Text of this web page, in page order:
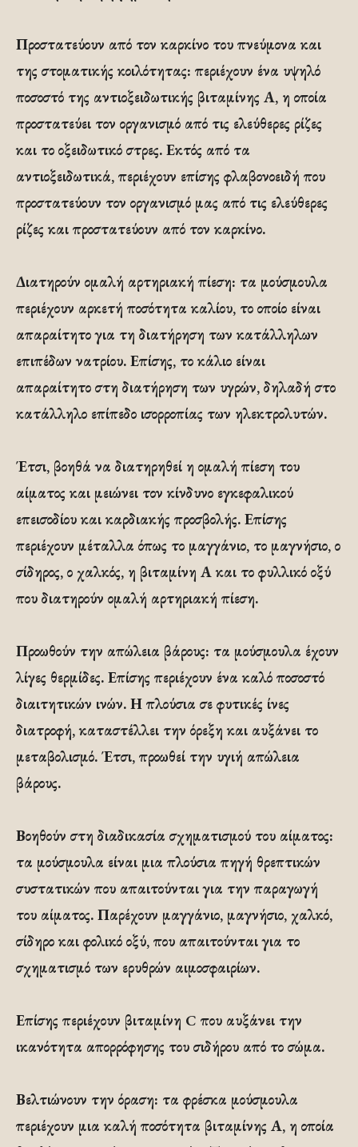
Προστατεύουν από τον καρκίνο του πνεύμονα και
της στοματικής κοιλότητας: περιέχουν ένα υψηλό
ποσοστό της αντιοξειδωτικής βιταμίνης Α, η οποία
προστατεύει τον οργανισμό από τις ελεύθερες ρίζες
και το οξειδωτικό στρες. Εκτός από τα
αντιοξειδωτικά, περιέχουν επίσης φλαβονοειδή που
προστατεύουν τον οργανισμό μας από τις ελεύθερες
ρίζες και προστατεύουν από τον καρκίνο.
Διατηρούν ομαλή αρτηριακή πίεση: τα μούσμουλα
περιέχουν αρκετή ποσότητα καλίου, το οποίο είναι
απαραίτητο για τη διατήρηση των κατάλληλων
επιπέδων νατρίου. Επίσης, το κάλιο είναι
απαραίτητο στη διατήρηση των υγρών, δηλαδή στο
κατάλληλο επίπεδο ισορροπίας των ηλεκτρολυτών.
Έτσι, βοηθά να διατηρηθεί η ομαλή πίεση του
αίματος και μειώνει τον κίνδυνο εγκεφαλικού
επεισοδίου και καρδιακής προσβολής. Επίσης
περιέχουν μέταλλα όπως το μαγγάνιο, το μαγνήσιο, ο
σίδηρος, ο χαλκός, η βιταμίνη Α και το φυλλικό οξύ
που διατηρούν ομαλή αρτηριακή πίεση.
Προωθούν την απώλεια βάρους: τα μούσμουλα έχουν
λίγες θερμίδες. Επίσης περιέχουν ένα καλό ποσοστό
διαιτητικών ινών. Η πλούσια σε φυτικές ίνες
διατροφή, καταστέλλει την όρεξη και αυξάνει το
μεταβολισμό. Έτσι, προωθεί την υγιή απώλεια
βάρους.
Βοηθούν στη διαδικασία σχηματισμού του αίματος:
τα μούσμουλα είναι μια πλούσια πηγή θρεπτικών
συστατικών που απαιτούνται για την παραγωγή
του αίματος. Παρέχουν μαγγάνιο, μαγνήσιο, χαλκό,
σίδηρο και φολικό οξύ, που απαιτούνται για το
σχηματισμό των ερυθρών αιμοσφαιρίων.
Επίσης περιέχουν βιταμίνη C που αυξάνει την
ικανότητα απορρόφησης του σιδήρου από το σώμα.
Βελτιώνουν την όραση: τα φρέσκα μούσμουλα
περιέχουν μια καλή ποσότητα βιταμίνης Α, η οποία